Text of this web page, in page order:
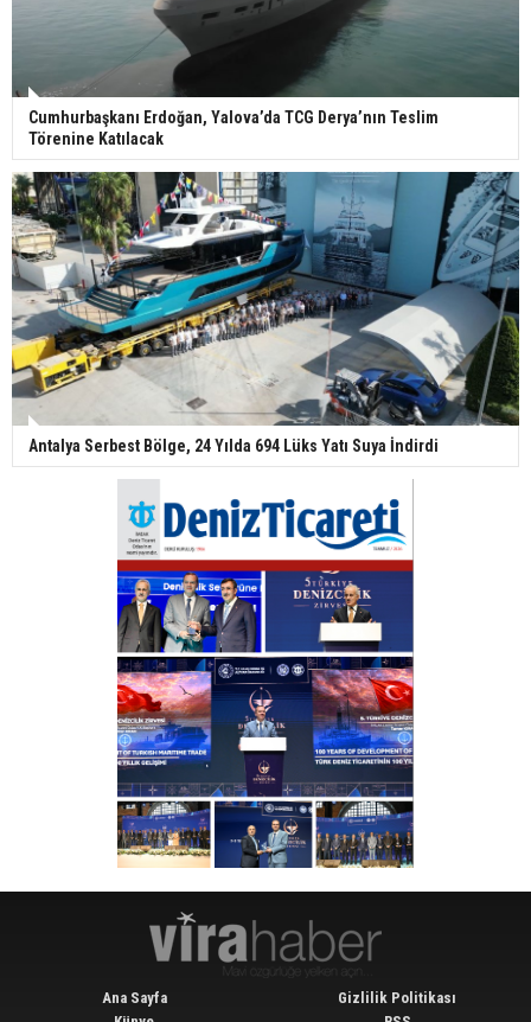
Cumhurbaşkanı Erdoğan, Yalova’da TCG Derya’nın Teslim
Törenine Katılacak
Antalya Serbest Bölge, 24 Yılda 694 Lüks Yatı Suya İndirdi
Ana Sayfa
Gizlilik Politikası